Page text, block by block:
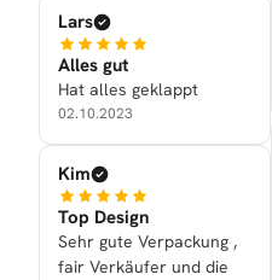
Lars
Alles gut
Hat alles geklappt
02.10.2023
Kim
Top Design
Sehr gute Verpackung ,
fair Verkäufer und die